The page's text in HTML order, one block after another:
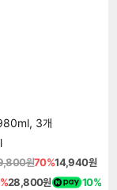
3개
원70%14,940원
28,800원 10%